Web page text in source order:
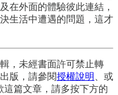
在外面的體驗彼此連結，
生活中遭遇的問題，這才
，未經書面許可禁止轉
版，請參閱授權說明
、或
這篇文章，請多按下方的